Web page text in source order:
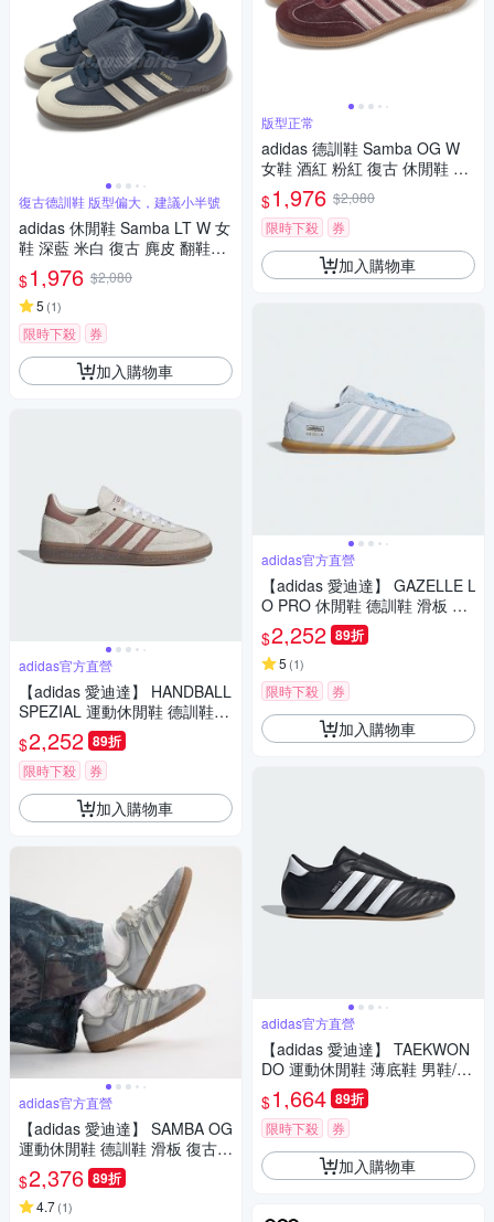
復古德訓鞋 版型偏大，建議小半號
adidas 休閒鞋 Samba LT W 女
鞋 深藍 米白 復古 麂皮 翻鞋舌
德訓鞋 愛迪達 JH5705
$1,976 $2,080
5 (1)
限時下殺 券
加入購物車
adidas官方直營
【adidas 愛迪達】 HANDBALL
SPEZIAL 運動休閒鞋 德訓鞋
滑板 女鞋 - Originals IH1510
$2,252 89折
限時下殺 券
加入購物車
adidas官方直營
【adidas 愛迪達】 SAMBA OG
運動休閒鞋 德訓鞋 滑板 復古
女鞋 - Originals KI6264
$2,376 89折
4.7(1)
版型正常
adidas 德訓鞋 Samba OG W
女鞋 酒紅 粉紅 復古 休閒鞋 馬
毛鞋面 愛迪達 JP5330
$1,976 $2,080
限時下殺
券
加入購物車
adidas官方直營
【adidas 愛迪達】 GAZELLE L
O PRO 休閒鞋 德訓鞋 滑板 復
古 薄底鞋 女鞋 - Originals JR8
893
$2,252 89折
5 (1)
限時下殺 券
加入購物車
adidas官方直營
【adidas 愛迪達】 TAEKWON
DO 運動休閒鞋 薄底鞋 男鞋/女
鞋 - Originals JQ4775
$1,664 89折
限時下殺 券
加入購物車